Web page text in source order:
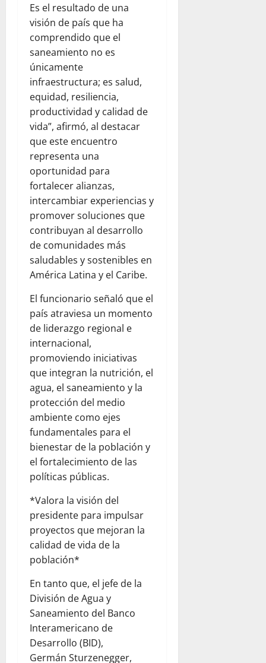
Es el resultado de una
visión de país que ha
comprendido que el
saneamiento no es
únicamente
infraestructura; es salud,
equidad, resiliencia,
productividad y calidad de
vida”, afirmó, al destacar
que este encuentro
representa una
oportunidad para
fortalecer alianzas,
intercambiar experiencias y
promover soluciones que
contribuyan al desarrollo
de comunidades más
saludables y sostenibles en
América Latina y el Caribe.
El funcionario señaló que el
país atraviesa un momento
de liderazgo regional e
internacional,
promoviendo iniciativas
que integran la nutrición, el
agua, el saneamiento y la
protección del medio
ambiente como ejes
fundamentales para el
bienestar de la población y
el fortalecimiento de las
políticas públicas.
*Valora la visión del
presidente para impulsar
proyectos que mejoran la
calidad de vida de la
población*
En tanto que, el jefe de la
División de Agua y
Saneamiento del Banco
Interamericano de
Desarrollo (BID),
Germán Sturzenegger,